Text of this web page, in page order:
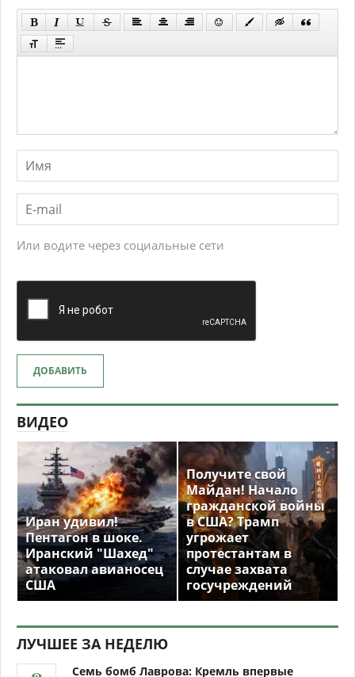
Или водите через социальные сети
ДОБАВИТЬ
ВИДЕО
Иран удивил!
Пентагон в шоке.
Иранский "Шахед"
атаковал авианосец
США
Получите свой
Майдан! Начало
гражданской войны
в США? Трамп
угрожает
протестантам в
случае захвата
госучреждений
ЛУЧШЕЕ ЗА НЕДЕЛЮ
Семь бомб Лаврова: Кремль впервые